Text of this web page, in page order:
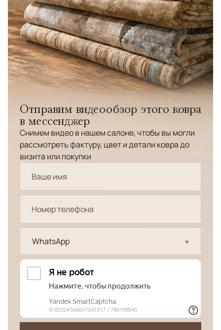
Отправим видеообзор этого ковра
в мессенджер
Снимем видео в нашем салоне, чтобы вы могли
рассмотреть фактуру, цвет и детали ковра до
визита или покупки
WhatsApp